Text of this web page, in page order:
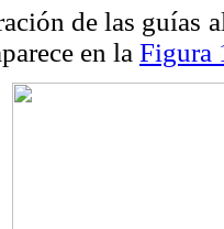
de las guías
en la Figura